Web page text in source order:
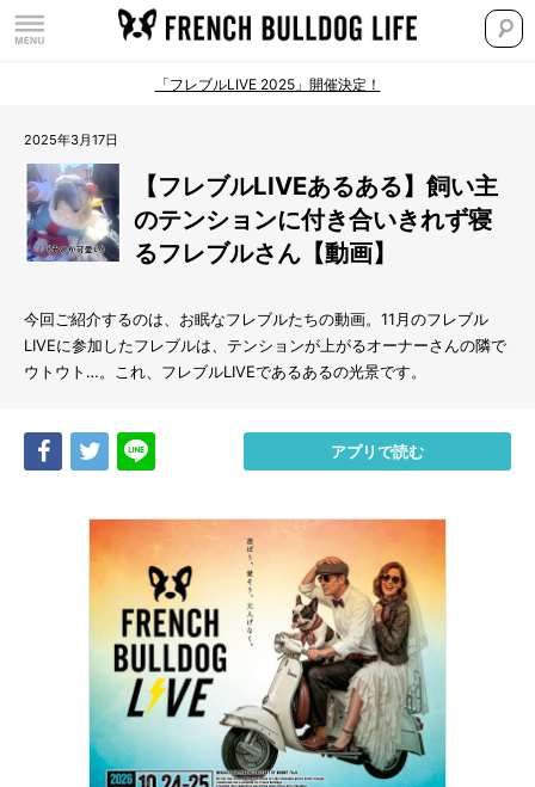
「フレブルLIVE 2025」開催決定！
2025年3月17日
【フレブルLIVEあるある】飼い主
のテンションに付き合いきれず寝
るフレブルさん【動画】
今回ご紹介するのは、お眠なフレブルたちの動画。11月のフレブル
LIVEに参加したフレブルは、テンションが上がるオーナーさんの隣で
ウトウト…。これ、フレブルLIVEであるあるの光景です。
Share Tweet アプリで読む